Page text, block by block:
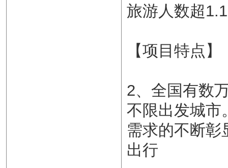
旅游人数超
【项目特点】
2、全国有数
不限出发城市
需求的不断彰
出行